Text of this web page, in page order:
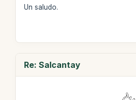
Un saludo.
Re: Salcantay